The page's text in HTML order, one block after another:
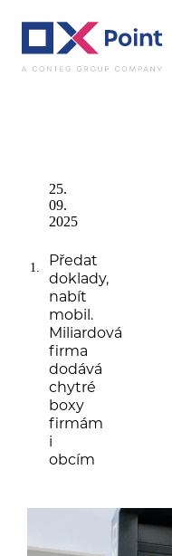
25.
09.
2025
Předat
doklady,
nabít
mobil.
Miliardová
firma
dodává
chytré
boxy
firmám
i
obcím